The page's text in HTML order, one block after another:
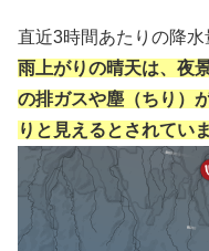
直近3時間あたりの降水
雨上がりの晴天は、夜
の排ガスや塵（ちり）
りと見えるとされていま